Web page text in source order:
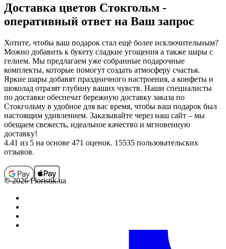
Доставка цветов Стокгольм -
оперативный ответ на Ваш запрос
Хотите, чтобы ваш подарок стал ещё более исключительным?
Можно добавить к букету сладкие угощения а также шары с
гелием. Мы предлагаем уже собранные подарочные
комплекты, которые помогут создать атмосферу счастья.
Яркие шары добавят праздничного настроения, а конфеты и
шоколад отразят глубину ваших чувств. Наши специалисты
по доставке обеспечат бережную доставку заказа по
Стокгольму в удобное для вас время, чтобы ваш подарок был
настоящим удивлением. Заказывайте через наш сайт – мы
обещаем свежесть, идеальное качество и мгновенную
доставку!
4.41 из 5 на основе 471 оценок. 15535 пользовательских
отзывов.
© 2026 Floristik.ua